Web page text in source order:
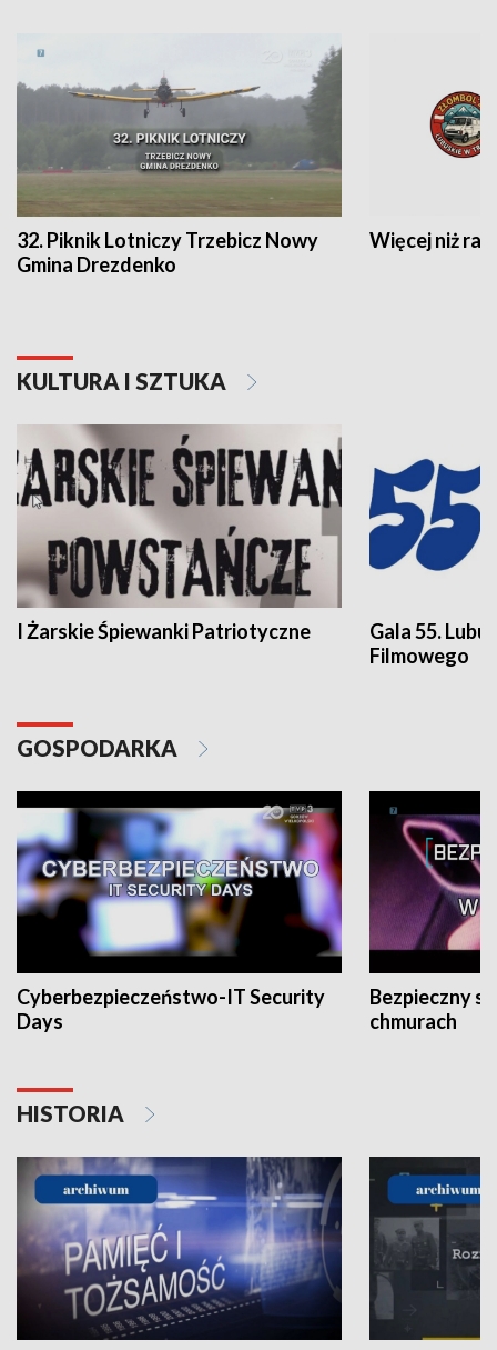
32. Piknik Lotniczy Trzebicz Nowy
Gmina Drezdenko
Więcej niż rajd
KULTURA I SZTUKA
I Żarskie Śpiewanki Patriotyczne
Gala 55.
Filmowego
GOSPODARKA
Cyberbezpieczeństwo-IT Security
Days
Bezpieczny
chmurach
HISTORIA